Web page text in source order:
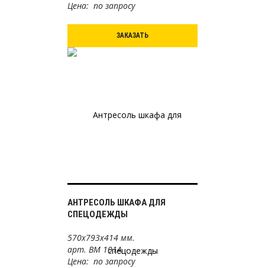
Цена: по запросу
ЗАКАЗАТЬ
АНТРЕСОЛЬ ШКАФА ДЛЯ
СПЕЦОДЕЖДЫ
570х793х414 мм.
арт. ВМ 101А
Цена: по запросу